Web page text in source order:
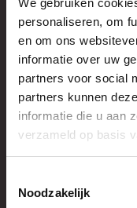
personaliseren, om
en om ons
informatie over uw
partners voor social
partners kunnen
informatie die u aan
verzameld op basis
Noodzakelijk